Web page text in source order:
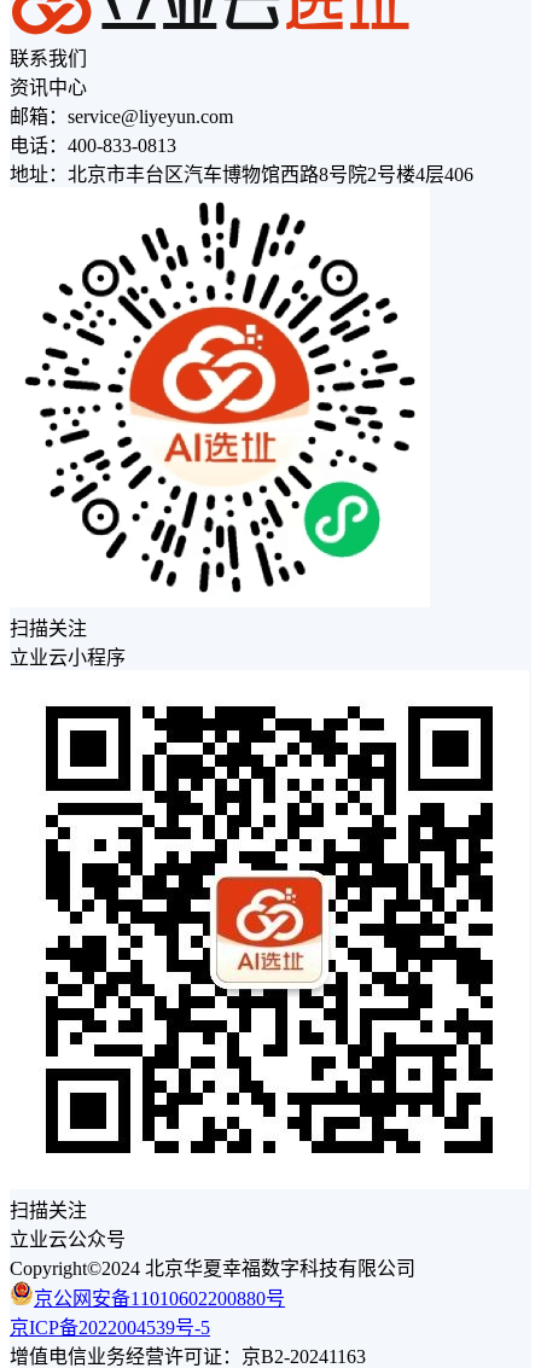
联系我们
资讯中心
邮箱：service@liyeyun.com
电话：400-833-0813
地址：北京市丰台区汽车博物馆西路8号院2号楼4层406
扫描关注
立业云小程序
扫描关注
立业云公众号
Copyright©2024 北京华夏幸福数字科技有限公司
京公网安备11010602200880号
京ICP备2022004539号-5
增值电信业务经营许可证：京B2-20241163